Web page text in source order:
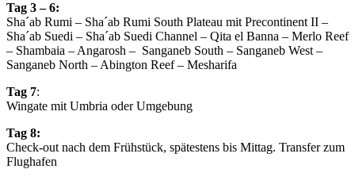
Tag 3 – 6:
Sha´ab Rumi – Sha´ab Rumi South Plateau mit Precontinent II –
Sha´ab Suedi – Sha´ab Suedi Channel – Qita el Banna – Merlo Reef
– Shambaia – Angarosh – Sanganeb South – Sanganeb West –
Sanganeb North – Abington Reef – Mesharifa
Tag 7:
Wingate mit Umbria oder Umgebung
Tag 8:
Check-out nach dem Frühstück, spätestens bis Mittag. Transfer zum
Flughafen